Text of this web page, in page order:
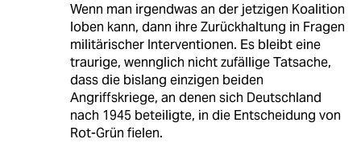
Wenn man irgendwas an der jetzigen Koalition
loben kann, dann ihre Zurückhaltung in Fragen
militärischer Interventionen. Es bleibt eine
traurige, wennglich nicht zufällige Tatsache,
dass die bislang einzigen beiden
Angriffskriege, an denen sich Deutschland
nach 1945 beteiligte, in die Entscheidung von
Rot-Grün fielen.